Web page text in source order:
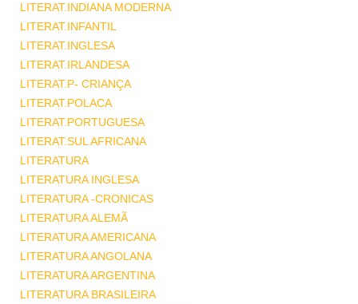
LITERAT.INDIANA MODERNA
LITERAT.INFANTIL
LITERAT.INGLESA
LITERAT.IRLANDESA
LITERAT.P- CRIANÇA
LITERAT.POLACA
LITERAT.PORTUGUESA
LITERAT.SUL AFRICANA
LITERATURA
LITERATURA INGLESA
LITERATURA -CRONICAS
LITERATURA ALEMÃ
LITERATURA AMERICANA
LITERATURA ANGOLANA
LITERATURA ARGENTINA
LITERATURA BRASILEIRA